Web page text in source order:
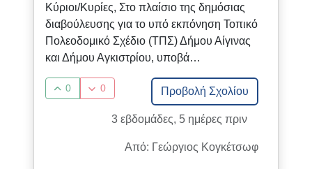
Κύριοι/Κυρίες, Στο πλαίσιο της δημόσιας
διαβούλευσης για το υπό εκπόνηση Τοπικό
Πολεοδομικό Σχέδιο (ΤΠΣ) Δήμου Αίγινας
και Δήμου Αγκιστρίου, υποβά…
0 0 Προβολή Σχολίου
3 εβδομάδες, 5 ημέρες πριν
Από: Γεώργιος Κογκέτσωφ